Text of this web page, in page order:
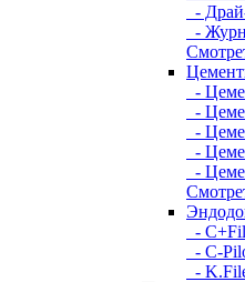
-
-
-
-
-
-
-
-
- C-
-